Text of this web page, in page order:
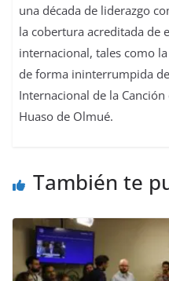
una década de liderazgo
la cobertura acreditada de
internacional, tales como
de forma ininterrumpida
Internacional de la
Huaso de Olmué.
También te